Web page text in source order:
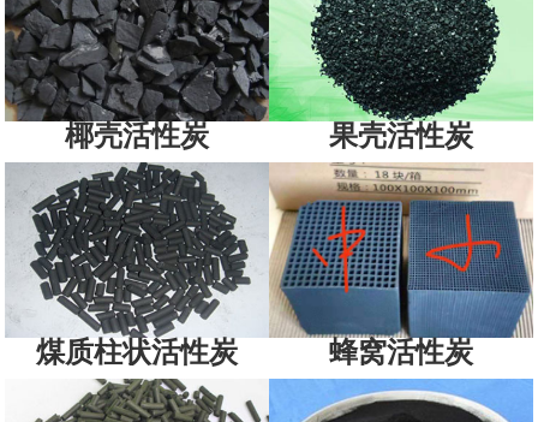
椰壳活性炭 果壳活性炭
煤质柱状活性炭 蜂窝活性炭